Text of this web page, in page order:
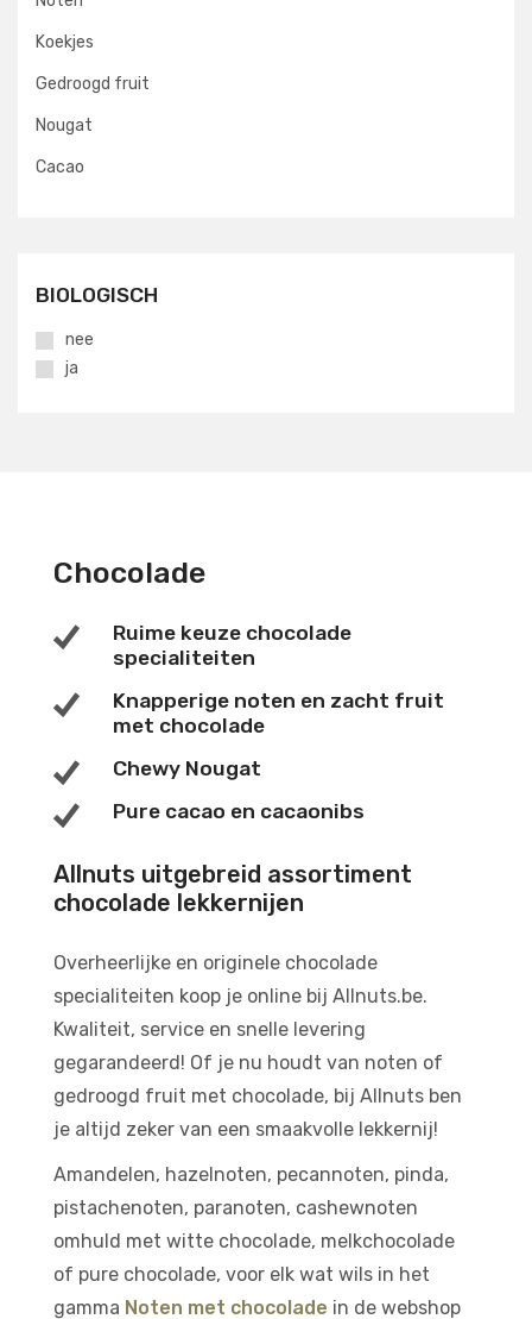
Koekjes
Gedroogd fruit
Nougat
Cacao
BIOLOGISCH
nee
ja
Chocolade
Ruime keuze chocolade
specialiteiten
Knapperige noten en zacht fruit
met chocolade
Chewy Nougat
Pure cacao en cacaonibs
Allnuts uitgebreid assortiment
chocolade lekkernijen
Overheerlijke en originele chocolade
specialiteiten koop je online bij Allnuts.be.
Kwaliteit, service en snelle levering
gegarandeerd! Of je nu houdt van noten of
gedroogd fruit met chocolade, bij Allnuts ben
je altijd zeker van een smaakvolle lekkernij!
Amandelen, hazelnoten, pecannoten, pinda,
pistachenoten, paranoten, cashewnoten
omhuld met witte chocolade, melkchocolade
of pure chocolade, voor elk wat wils in het
gamma Noten met chocolade in de webshop